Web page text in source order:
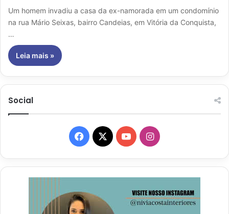
Um homem invadiu a casa da ex-namorada em um condomínio
na rua Mário Seixas, bairro Candeias, em Vitória da Conquista,
…
Leia mais »
Social
Facebook
X YouTubeInstagram